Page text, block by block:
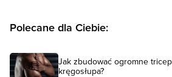
Polecane dla Ciebie:
Jak zbudować ogromne
kręgosłupa?